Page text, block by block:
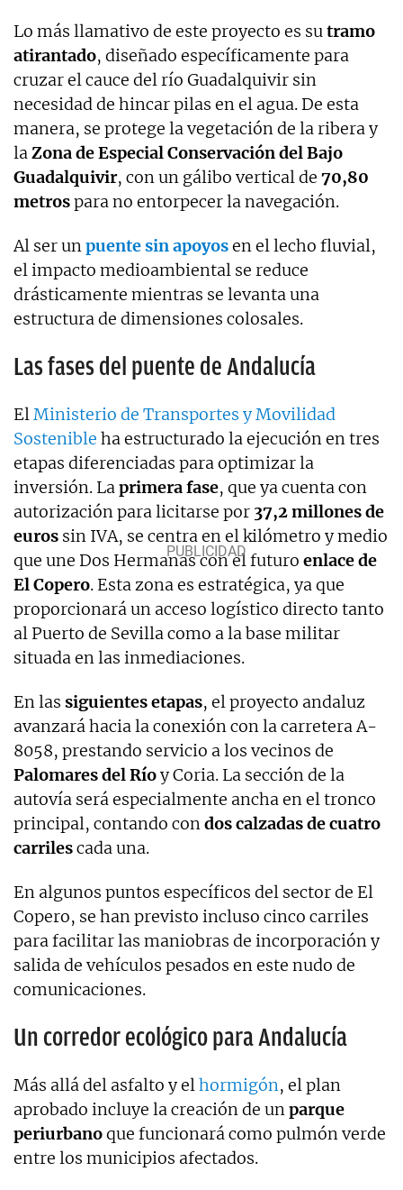
Lo más llamativo de este proyecto es sutramo
atirantado, diseñado específicamente para
cruzar el cauce del río Guadalquivir sin
necesidad de hincar pilas en el agua. De esta
manera, se protege la vegetación de la ribera y
laZona de Especial Conservación del Bajo
Guadalquivir, con un gálibo vertical de 70,80
metrospara no entorpecer la navegación.
Al ser unpuente sin apoyosen el lecho fluvial,
el impacto medioambiental se reduce
drásticamente mientras se levanta una
estructura de dimensiones colosales.
Las fases del puente de Andalucía
ElMinisterio de Transportes y Movilidad
Sostenible ha estructurado la ejecución en tres
etapas diferenciadas para optimizar la
inversión. Laprimera fase, que ya cuenta con
autorización para licitarse por 37,2 millones de
euros sin IVA, se centra en el kilómetro y medio
que une Dos Hermanas con el futuro enlace de
El Copero. Esta zona es estratégica, ya que
proporcionará un acceso logístico directo tanto
al Puerto de Sevilla como a la base militar
situada en las inmediaciones.
En las siguientes etapas, el proyecto andaluz
avanzará hacia la conexión con la carretera A-
8058, prestando servicio a los vecinos de
Palomares del Ríoy Coria. La sección de la
autovía será especialmente ancha en el tronco
principal, contando condos calzadas de cuatro
carrilescada una.
En algunos puntos específicos del sector de El
Copero, se han previsto incluso cinco carriles
para facilitar las maniobras de incorporación y
salida de vehículos pesados en este nudo de
comunicaciones.
Un corredor ecológico para Andalucía
Más allá del asfalto y elhormigón, el plan
aprobado incluye la creación de unparque
periurbanoque funcionará como pulmón verde
entre los municipios afectados.